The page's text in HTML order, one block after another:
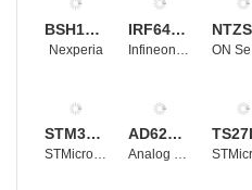
BSH105,215
Nexperia
IRF640NSTRLPBF
STM32F103RBT6
STMicroelectronics
AD620BRZ
Analog Devices, Inc.